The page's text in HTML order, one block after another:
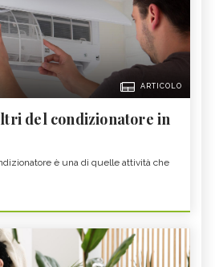
ARTICOLO
del condizionatore in
è una di quelle attività che